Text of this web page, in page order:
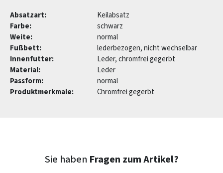
Absatzart:
Keilabsatz
Farbe:
schwarz
Weite:
normal
Fußbett:
lederbezogen, nicht wechselbar
Innenfutter:
Leder, chromfrei gegerbt
Material:
Leder
Passform:
normal
Produktmerkmale:
Chromfrei gegerbt
Sie haben Fragen zum Artikel?